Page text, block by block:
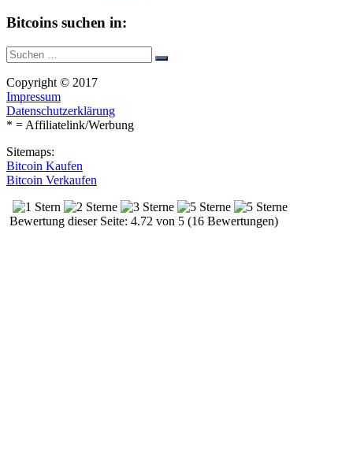
Bitcoins suchen in:
Suche
nach:
Suchen
Copyright © 2017
Impressum
Datenschutzerklärung
* = Affiliatelink/Werbung
Sitemaps:
Bitcoin Kaufen
Bitcoin Verkaufen
Bewertung dieser Seite: 4.72 von 5 (16 Bewertungen)